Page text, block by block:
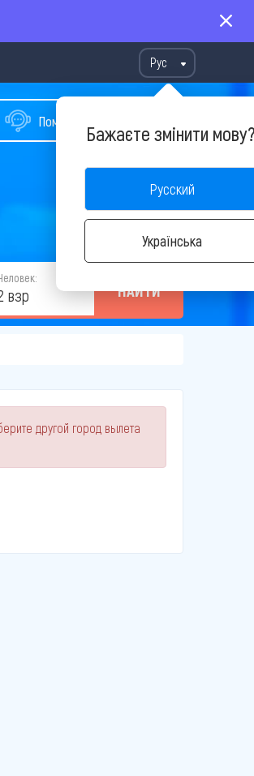
Рус
Бажаєте змінити
Русский
Українська
Помощь в подборе тура
взр НАЙТИ
другой город вылета